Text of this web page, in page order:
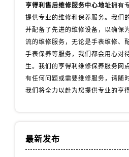
亨得利售后维修服务中心地址拥有
提供专业的维修和保养服务。我们
并配备了先进的维修设备，以确保
流的维修服务，无论是手表维修、
手表保养等服务，我们都会用心对
生。我们的亨得利维修保养服务网
有任何问题或需要维修服务，请随
我们将全力以赴为您提供专业的亨
最新发布